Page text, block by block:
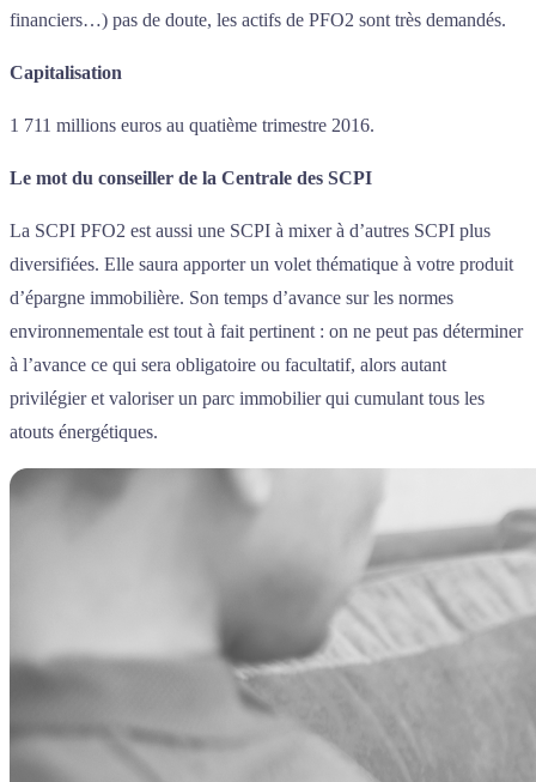
financiers…) pas de doute, les actifs de PFO2 sont très demandés.
Capitalisation
1 711 millions euros au quatième trimestre 2016.
Le mot du conseiller de la Centrale des SCPI
La SCPI PFO2 est aussi une SCPI à mixer à d’autres SCPI plus
diversifiées. Elle saura apporter un volet thématique à votre produit
d’épargne immobilière. Son temps d’avance sur les normes
environnementale est tout à fait pertinent : on ne peut pas déterminer
à l’avance ce qui sera obligatoire ou facultatif, alors autant
privilégier et valoriser un parc immobilier qui cumulant tous les
atouts énergétiques.